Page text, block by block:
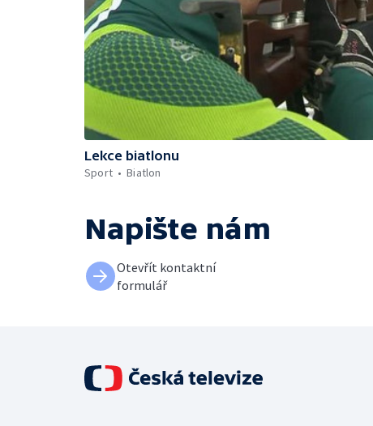
Lekce biatlonu
Sport
Biatlon
Napište nám
Otevřít kontaktní
formulář